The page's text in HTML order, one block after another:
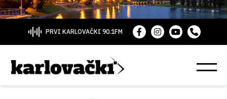
PRVI KARLOVAČKI 90.1FM